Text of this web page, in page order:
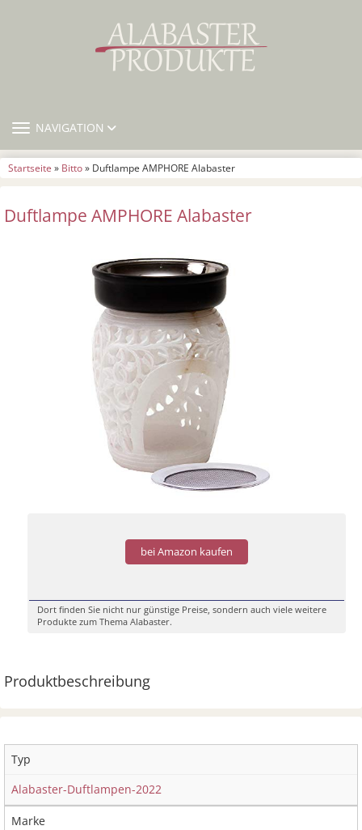
TOGGLE NAVIGATION
NAVIGATION
Startseite » Bitto» Duftlampe AMPHORE Alabaster
Duftlampe AMPHORE Alabaster
bei Amazon kaufen
Dort finden Sie nicht nur günstige Preise, sondern auch viele weitere
Produkte zum Thema Alabaster.
Produktbeschreibung
Typ
Alabaster-Duftlampen-2022
Marke